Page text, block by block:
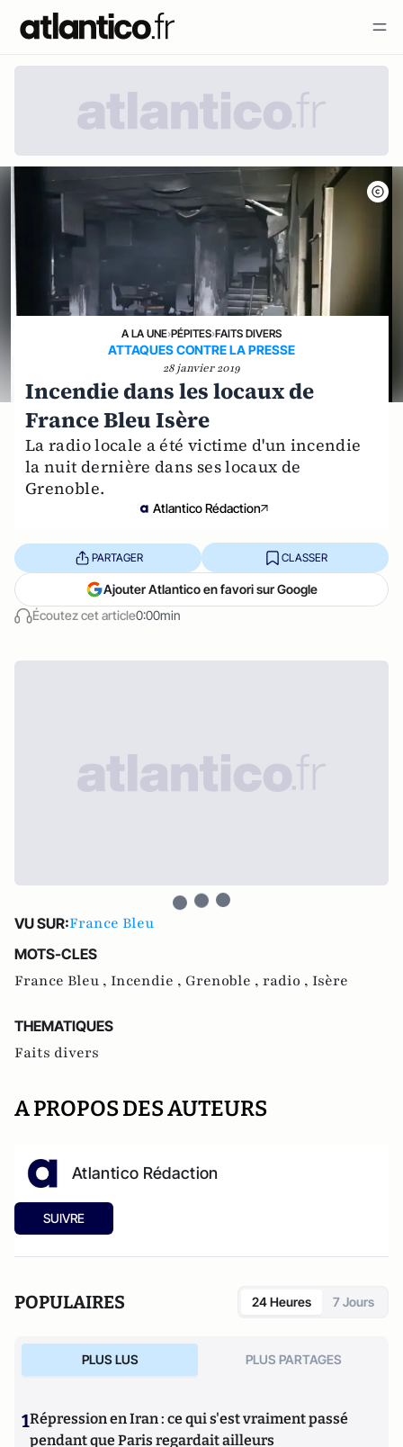
A LA UNE›PÉPITES›FAITS DIVERS
ATTAQUES CONTRE LA PRESSE
28 janvier 2019
Incendie dans les locaux de
France Bleu Isère
La radio locale a été victime d'un incendie
la nuit dernière dans ses locaux de
Grenoble.
Atlantico Rédaction
Écoutez cet article0:00min
PARTAGER CLASSER
Ajouter Atlantico en favori sur Google
VU SUR:France Bleu
MOTS-CLES
France Bleu , Incendie , Grenoble , radio , Isère
THEMATIQUES
Faits divers
A PROPOS DES AUTEURS
Atlantico Rédaction
SUIVRE
POPULAIRES 24 Heures 7 Jours
PLUS LUS PLUS PARTAGES
1Répression en Iran : ce qui s'est vraiment passé
pendant que Paris regardait ailleurs